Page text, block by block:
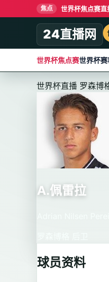
焦点 世界杯焦点赛
24直播网
世界杯焦点赛世界杯赛
世界杯直播 罗森博
A.佩雷拉
球员资料